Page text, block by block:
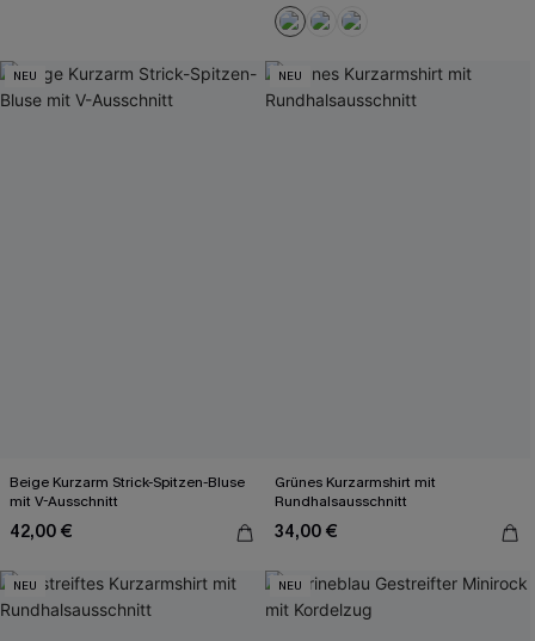
NEU
Beige Kurzarm Strick-Spitzen-Bluse
mit V-Ausschnitt
42,00 €
NEU
Grünes Kurzarmshirt mit
Rundhalsausschnitt
34,00 €
NEU NEU